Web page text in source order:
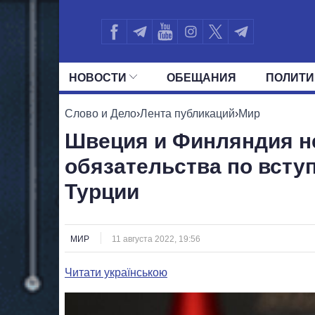
НОВОСТИ ОБЕЩАНИЯ
ВСЕ ПОЛИТИКИ ПРЕЗИДЕНТ И
Слово и Дело›Лента публикаций›Мир
Швеция и Финляндия
обязательства по
Турции
МИР 11 августа 2022, 19:56
Читати українською